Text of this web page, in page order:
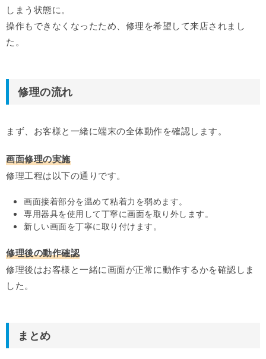
しまう状態に。
操作もできなくなったため、修理を希望して来店されまし
た。
修理の流れ
まず、お客様と一緒に端末の全体動作を確認します。
画面修理の実施
修理工程は以下の通りです。
画面接着部分を温めて粘着力を弱めます。
専用器具を使用して丁寧に画面を取り外します。
新しい画面を丁寧に取り付けます。
修理後の動作確認
修理後はお客様と一緒に画面が正常に動作するかを確認しま
した。
まとめ